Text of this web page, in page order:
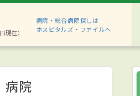
現在）
病院・総合病院探しは
ホスピタルズ・ファイルへ
病院